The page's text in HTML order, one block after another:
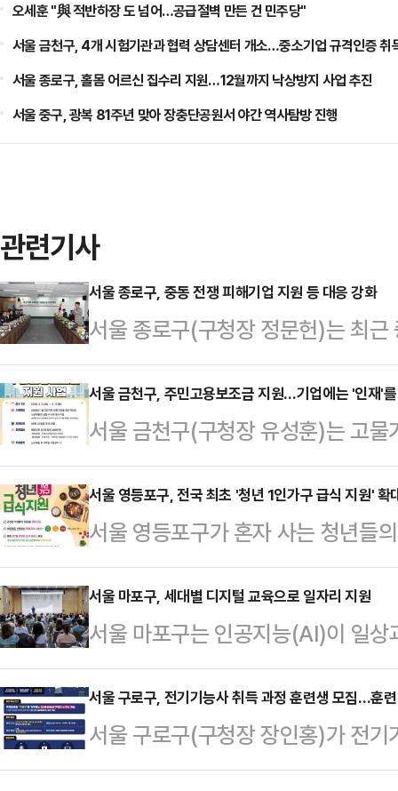
오세훈 "與 적반하장 도 넘어…공급절벽 만든 건 민주당"
서울 금천구, 4개 시험기관과 협력 상담센터 개소…중소기업 규격인증 취
서울 종로구, 홀몸 어르신 집수리 지원…12월까지 낙상방지 사업 추진
서울 중구, 광복 81주년 맞아 장충단공원서 야간 역사탐방 진행
관련기사
서울 종로구, 중동 전쟁 피해기업 지원 등 대응 강화
서울 종로구(구청장 정문헌)는 최
해 최소화와 구민 안전 및 생활 안
일 밝혔다.에너지 수급 안정과 피해
천 등 분야별 대응에 중점을 뒀다.
등) 관련 국제 정세 변화로 피해를
창구를 운영한다.상담 내용은 피해
계, 피해기업 지방세 지원 등이며,
(☎02-2148-…
서울 금천구, 주민고용보조금 지원…기업에는 '인재'
서울 금천구(구청장 유성훈)는 고
소기업을 지원하고, 구민의 취업
조금 지원사업'을 추진한다고 20일
으로 신규 채용한 관내 중소기업에
줄이고, 지역 내 지속 가능한 일자
년 사업 도입 이후 2025년까지 3
민을 채용했으며, 고용유지율은
창출 성과를…
서울 영등포구, 전국 최초 '청년 1인가구 급식 지원' 확
서울 영등포구가 혼자 사는 청년들
을 덜기 위해, 지난해 전국 최초로
해 확대 운영한다고 20일 밝혔다.
의 청년에게 건강한 한 끼를 제공하
을 연장하고 예산을 확대해 더 많은
록 지원 규모를 늘릴 계획이다.지
거주 1인가구 청년으로, 가구 소득
만…
서울 마포구, 세대별 디지털 교육으로 일자리 지원
서울 마포구는 인공지능(AI)이 일
구민의 디지털 경쟁력을 높이고 새
지털 교육을 추진한다고 20일 밝혔
를 반영한 주민참여예산으로 추진
지원으로 이어진다는 점에서 의미
서울 구로구, 전기기능사 취득 과정 훈련생 모집…훈
서울 구로구(구청장 장인홍)가 전
모집한다고 17일 밝혔다.이번 과정